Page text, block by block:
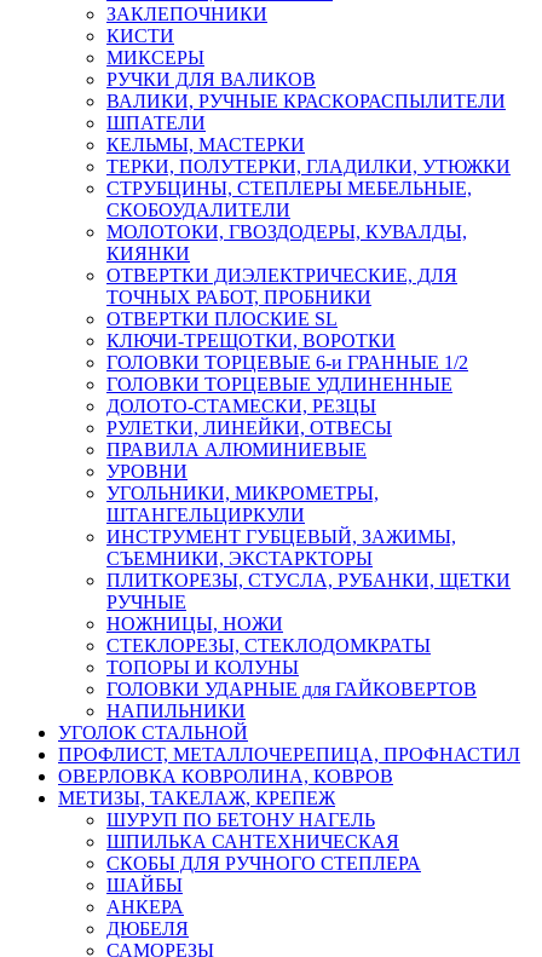
ЗАКЛЕПОЧНИКИ
КИСТИ
МИКСЕРЫ
РУЧКИ ДЛЯ ВАЛИКОВ
ВАЛИКИ, РУЧНЫЕ КРАСКОРАСПЫЛИТЕЛИ
ШПАТЕЛИ
КЕЛЬМЫ, МАСТЕРКИ
ТЕРКИ, ПОЛУТЕРКИ, ГЛАДИЛКИ, УТЮЖКИ
СТРУБЦИНЫ, СТЕПЛЕРЫ МЕБЕЛЬНЫЕ,
СКОБОУДАЛИТЕЛИ
МОЛОТОКИ, ГВОЗДОДЕРЫ, КУВАЛДЫ,
КИЯНКИ
ОТВЕРТКИ ДИЭЛЕКТРИЧЕСКИЕ, ДЛЯ
ТОЧНЫХ РАБОТ, ПРОБНИКИ
ОТВЕРТКИ ПЛОСКИЕ SL
КЛЮЧИ-ТРЕЩОТКИ, ВОРОТКИ
ГОЛОВКИ ТОРЦЕВЫЕ 6-и ГРАННЫЕ 1/2
ГОЛОВКИ ТОРЦЕВЫЕ УДЛИНЕННЫЕ
ДОЛОТО-СТАМЕСКИ, РЕЗЦЫ
РУЛЕТКИ, ЛИНЕЙКИ, ОТВЕСЫ
ПРАВИЛА АЛЮМИНИЕВЫЕ
УРОВНИ
УГОЛЬНИКИ, МИКРОМЕТРЫ,
ШТАНГЕЛЬЦИРКУЛИ
ИНСТРУМЕНТ ГУБЦЕВЫЙ, ЗАЖИМЫ,
СЪЕМНИКИ, ЭКСТАРКТОРЫ
ПЛИТКОРЕЗЫ, СТУСЛА, РУБАНКИ, ЩЕТКИ
РУЧНЫЕ
НОЖНИЦЫ, НОЖИ
СТЕКЛОРЕЗЫ, СТЕКЛОДОМКРАТЫ
ТОПОРЫ И КОЛУНЫ
ГОЛОВКИ УДАРНЫЕ для ГАЙКОВЕРТОВ
НАПИЛЬНИКИ
УГОЛОК СТАЛЬНОЙ
ПРОФЛИСТ, МЕТАЛЛОЧЕРЕПИЦА, ПРОФНАСТИЛ
ОВЕРЛОВКА КОВРОЛИНА, КОВРОВ
МЕТИЗЫ, ТАКЕЛАЖ, КРЕПЕЖ
ШУРУП ПО БЕТОНУ НАГЕЛЬ
ШПИЛЬКА САНТЕХНИЧЕСКАЯ
СКОБЫ ДЛЯ РУЧНОГО СТЕПЛЕРА
ШАЙБЫ
АНКЕРА
ДЮБЕЛЯ
САМОРЕЗЫ